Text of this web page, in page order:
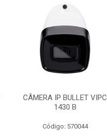
CÂMERA IP BULLET VIPC
1430 B
Código: 570044